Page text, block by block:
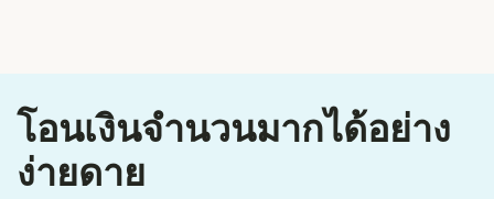
โอนเงินจำนวนมากได้อย่าง
ง่ายดาย